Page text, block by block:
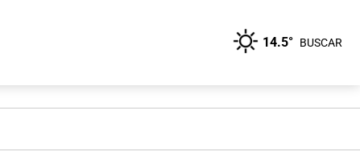
14.5° BUSCAR